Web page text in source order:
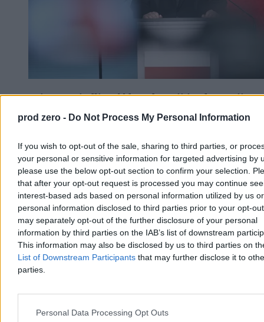
prod zero - Do Not Process My Personal Information
If you wish to opt-out of the sale, sharing to third parties, or
your personal or sensitive information for targeted advertising by
please use the below opt-out section to confirm your selection.
that after your opt-out request is processed you may continue
interest-based ads based on personal information utilized by us or
personal information disclosed to third parties prior to your opt-
may separately opt-out of the further disclosure of your personal
information by third parties on the IAB’s list of downstream
This information may also be disclosed by us to third parties on
List of Downstream Participants that may further disclose it to
parties.
Personal Data Processing Opt Outs
Prawo i Sprawiedliwość bez dotacji i subwencji.
NSA podjął ostateczną decyzję
Prawa i Sprawiedliwości w sprawie wstrzymanych dotacji oraz
subwencji. Sąd uznał, że minister finansów nie pozostawał w
bezczynności, blokując środki po decyzji PKW. Politycy rządzący
mówią o bezdyskusyjnym zwycięstwie prawa.
Tomasz Pałasz
Wczoraj 19:36
3 min
Kraj